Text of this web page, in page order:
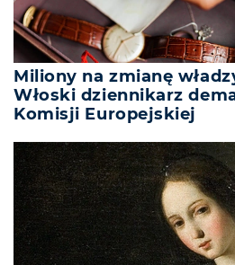
Miliony na zmianę
Włoski dziennikarz
Komisji Europejskiej